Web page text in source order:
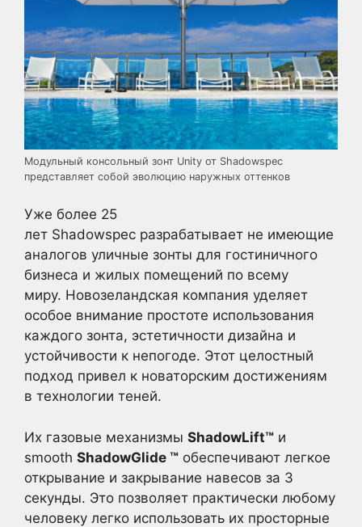
Модульный консольный зонт Unity от Shadowspec
представляет собой эволюцию наружных оттенков
Уже более 25
лет Shadowspec разрабатывает не имеющие
аналогов уличные зонты для гостиничного
бизнеса и жилых помещений по всему
миру. Новозеландская компания уделяет
особое внимание простоте использования
каждого зонта, эстетичности дизайна и
устойчивости к непогоде. Этот целостный
подход привел к новаторским достижениям
в технологии теней.
Их газовые механизмы ShadowLift™ и
smooth ShadowGlide ™ обеспечивают легкое
открывание и закрывание навесов за 3
секунды. Это позволяет практически любому
человеку легко использовать их просторные